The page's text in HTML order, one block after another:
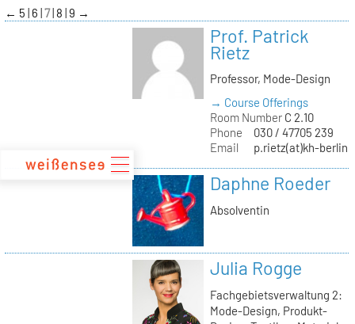
zum
Inhalt
← 5 6 7 8 9 →
Prof. Patrick
Rietz
Professor, Mode-Design
→ Course Offerings
Room NumberC 2.10
Phone
030 / 47705 239
Email
p.rietz(at)kh-
Daphne Roeder
Absolventin
Julia Rogge
Fachgebietsverwaltung 2:
Mode-Design, Produkt-